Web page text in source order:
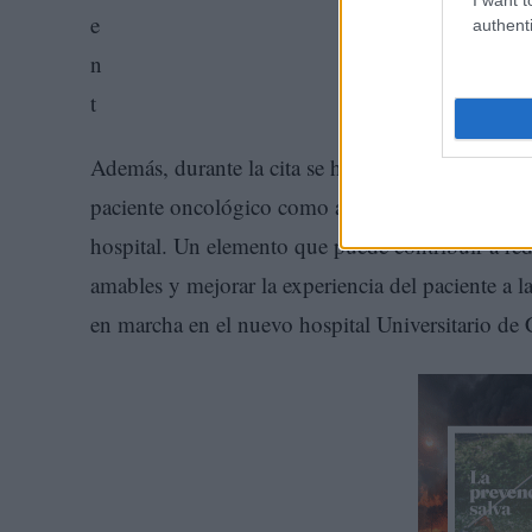
Además, durante la cita se ha explicado y
paciente oncológico como a sus familiares que
hospital. Un elemento que puede contribuir a
amables y mejorar la experiencia del paciente a
en marcha en el nuevo hospital Universitario de